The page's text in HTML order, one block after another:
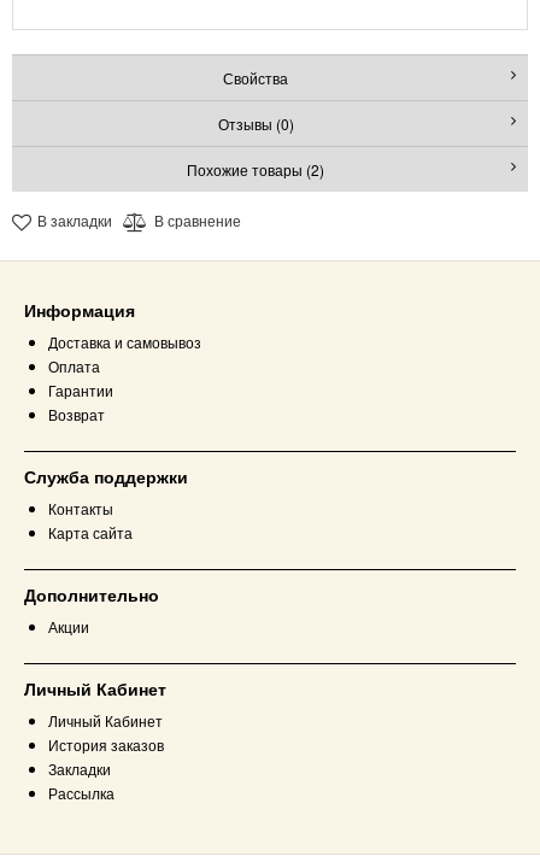
Свойства
Отзывы (0)
Похожие товары (2)
В закладки В сравнение
Информация
Доставка и самовывоз
Оплата
Гарантии
Возврат
Служба поддержки
Контакты
Карта сайта
Дополнительно
Акции
Личный Кабинет
Личный Кабинет
История заказов
Закладки
Рассылка